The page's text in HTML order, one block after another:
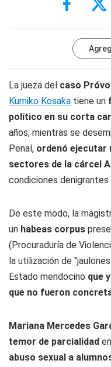
La jueza del caso
Kumiko Kosaka tiene un
político en su corta
años, mientras se
Penal, ordenó ejecutar
sectores de la cárcel
condiciones
De este modo, la
un habeas corpus
(Procuraduría de
la utilización de
Estado mendocino que
que no fueron
Mariana Mercedes
temor de parcialidad
abuso sexual a